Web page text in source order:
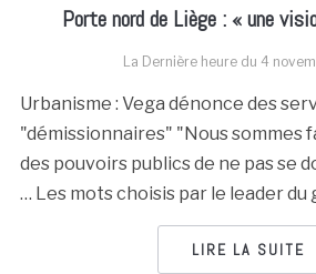
Porte nord de Liège : « une
La Dernière heure du 4
Urbanisme : Vega dénonce des
"démissionnaires" "Nous sommes
des pouvoirs publics de ne pas se
… Les mots choisis par le leader du
LIRE LA SUITE